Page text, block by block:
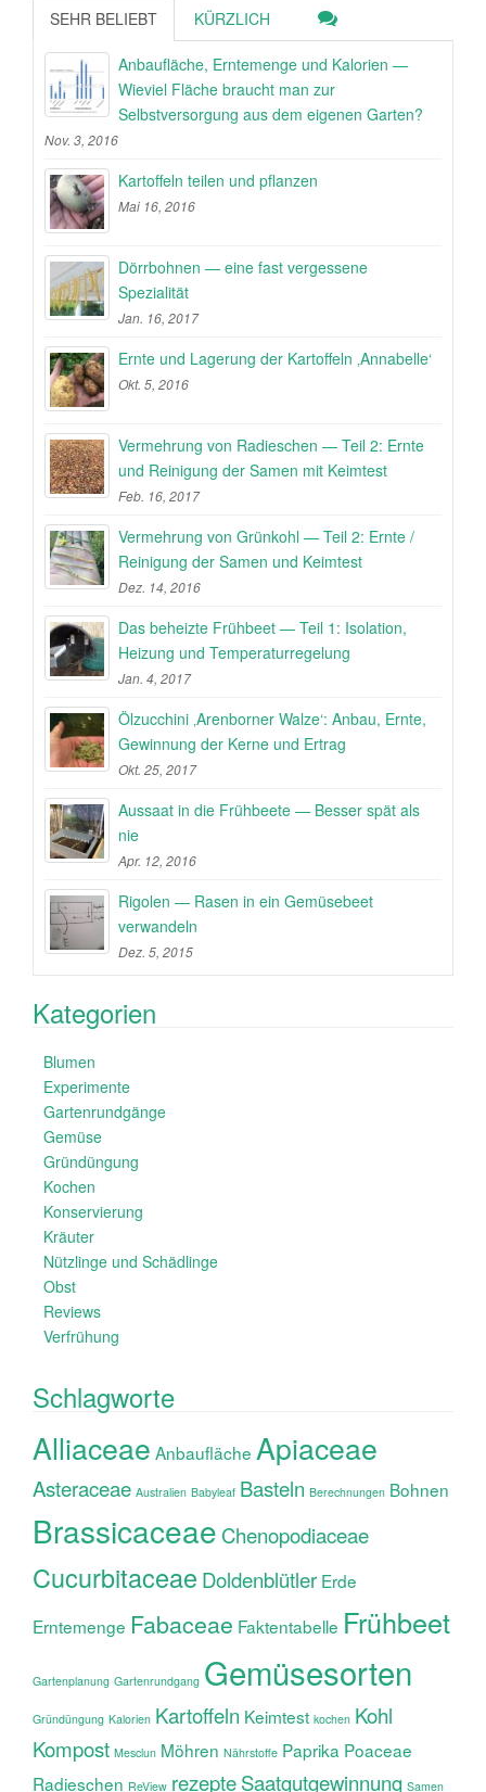
SEHR BELIEBT KÜRZLICH
Anbaufläche, Erntemenge und Kalorien —
Wieviel Fläche braucht man zur
Selbstversorgung aus dem eigenen Garten?
Nov. 3, 2016
Kartoffeln teilen und pflanzen
Mai 16, 2016
Dörrbohnen — eine fast vergessene
Spezialität
Jan. 16, 2017
Ernte und Lagerung der Kartoffeln ‚Annabelle‘
Okt. 5, 2016
Vermehrung von Radieschen — Teil 2: Ernte
und Reinigung der Samen mit Keimtest
Feb. 16, 2017
Vermehrung von Grünkohl — Teil 2: Ernte /
Reinigung der Samen und Keimtest
Dez. 14, 2016
Das beheizte Frühbeet — Teil 1: Isolation,
Heizung und Temperaturregelung
Jan. 4, 2017
Ölzucchini ‚Arenborner Walze‘: Anbau, Ernte,
Gewinnung der Kerne und Ertrag
Okt. 25, 2017
Aussaat in die Frühbeete — Besser spät als
nie
Apr. 12, 2016
Rigolen — Rasen in ein Gemüsebeet
verwandeln
Dez. 5, 2015
Kategorien
Blumen
Experimente
Gartenrundgänge
Gemüse
Gründüngung
Kochen
Konservierung
Kräuter
Nützlinge und Schädlinge
Obst
Reviews
Verfrühung
Schlagworte
Alliaceae Anbaufläche Apiaceae
Asteraceae Australien Babyleaf Basteln Berechnungen Bohnen
Brassicaceae Chenopodiaceae
Cucurbitaceae Doldenblütler Erde
Erntemenge Fabaceae Faktentabelle Frühbeet
Gartenplanung Gartenrundgang Gemüsesorten
Gründüngung Kalorien Kartoffeln Keimtest kochen Kohl
Kompost Mesclun Möhren Nährstoffe Paprika Poaceae
Radieschen ReView rezepteSaatgutgewinnung Samen